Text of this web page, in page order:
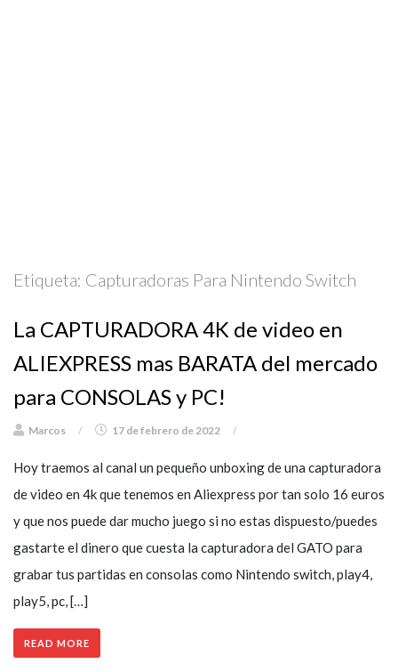
Etiqueta: Capturadoras Para Nintendo Switch
La CAPTURADORA 4K de video en
ALIEXPRESS mas BARATA del mercado
para CONSOLAS y PC!
Marcos / 17 de febrero de 2022 /
Hoy traemos al canal un pequeño unboxing de una capturadora
de video en 4k que tenemos en Aliexpress por tan solo 16 euros
y que nos puede dar mucho juego si no estas dispuesto/puedes
gastarte el dinero que cuesta la capturadora del GATO para
grabar tus partidas en consolas como Nintendo switch, play4,
play5, pc, […]
READ MORE